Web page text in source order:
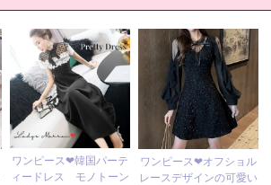
ワンピース❤韓国パーテ
ィードレス モノトーン
ワンピース❤オフショル
レースデザインの可愛い